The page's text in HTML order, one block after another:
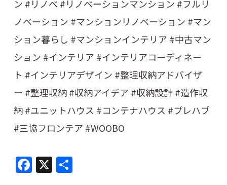
ン #リノベ #リノベーションマンション #フルリ
ノベーション #マンションリノベーション #マン
ション暮らし #マンションインテリア #中古マン
ション #インテリア #インテリアコーディネー
ト #インテリアデザイン #整理収納アドバイザ
ー #整理収納#収納アイデア #収納設計#造作収
納#ユニットハウス #コンテナハウス #プレハブ
#三協フロンテア #WOOBO
F X 共